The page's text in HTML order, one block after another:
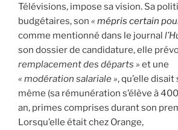
Télévisions, impose sa vision. Sa
budgétaires, son «mépris certain
comme mentionné dans le journal
son dossier de candidature, elle
remplacement des départs » et une
« modération salariale », qu’elle disait
même (sa rémunération s’élève à
an, primes comprises durant son
Lorsqu’elle était chez Orange,